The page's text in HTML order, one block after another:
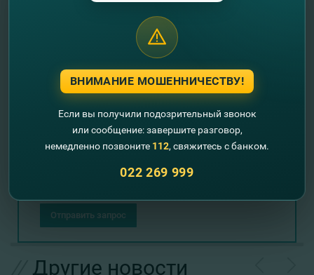
Оставьте свои контактные данные и
мы Вам перезвоним!
+373
Отправить запрос
Другие новости
ВНИМАНИЕ МОШЕННИЧЕСТВУ!
Если вы получили подозрительный звонок
или сообщение: завершите разговор,
немедленно позвоните 112, свяжитесь с банком.
022 269 999